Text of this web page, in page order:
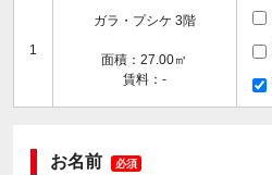
1
ガラ・プシケ 3階
面積：27.00㎡
賃料：-
お名前 必須